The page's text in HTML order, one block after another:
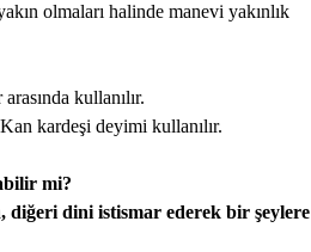
olmaları halinde manevi yakınlık
kullanılır.
kardeşi deyimi kullanılır.
mi?
diğeri dini istismar ederek bir şeylere